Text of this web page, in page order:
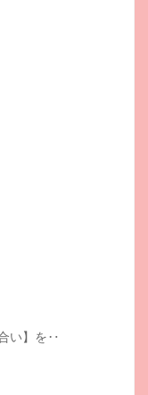
い】を‥